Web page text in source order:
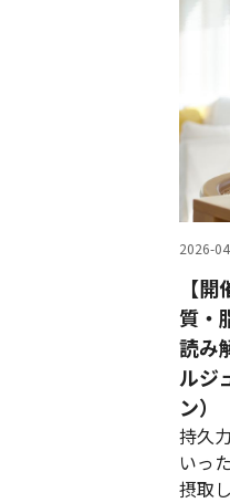
2026-
【
質・
読み
ルジ
ン）
持久
いっ
摂取